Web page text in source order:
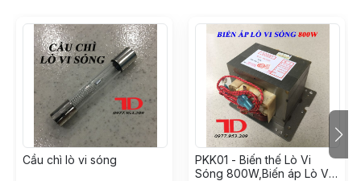
Cầu chì lò vi sóng
PKK01 - Biến thế Lò Vi
Sóng 800W,Biến áp Lò Vi